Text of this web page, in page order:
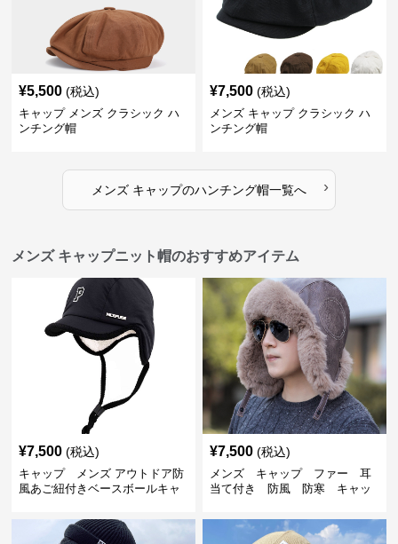
¥5,500 (税込)
キャップ メンズ クラシック ハ
ンチング帽
¥7,500 (税込)
メンズ キャップ クラシック ハ
ンチング帽
メンズ キャップのハンチング帽一覧へ ›
メンズ キャップニット帽のおすすめアイテム
¥7,500 (税込)
キャップ メンズ アウトドア防
風あご紐付きベースボールキャ
¥7,500 (税込)
メンズ キャップ ファー 耳
当て付き 防風 防寒 キャッ